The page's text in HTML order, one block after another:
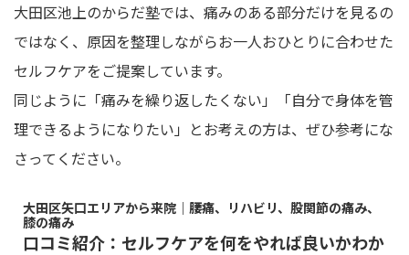
大田区池上のからだ塾では、痛みのある部分だけを見るの
ではなく、原因を整理しながらお一人おひとりに合わせた
セルフケアをご提案しています。
同じように「痛みを繰り返したくない」「自分で身体を管
理できるようになりたい」とお考えの方は、ぜひ参考にな
さってください。
大田区矢口エリアから来院｜腰痛、リハビリ、股関節の痛み、
膝の痛み
口コミ紹介：セルフケアを何をやれば良いかわか